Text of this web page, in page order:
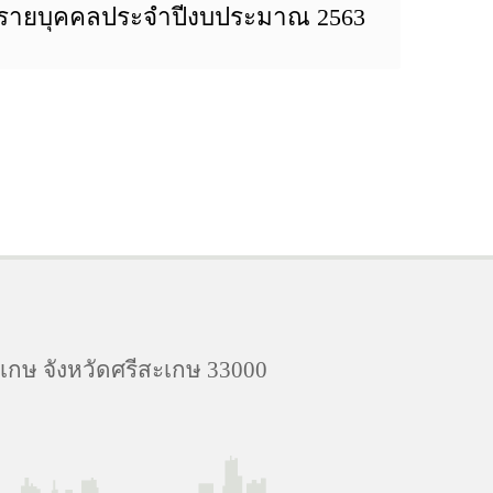
ยบุคคลประจำปีงบประมาณ 2563
ษ จังหวัดศรีสะเกษ 33000